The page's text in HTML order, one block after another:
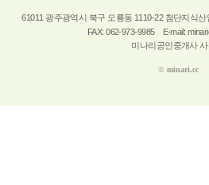
61011 광주광역시 북구 오룡동 1110-22 첨단지식산
FAX: 062-973-9985
E-mail:
미나리공인중개사
© minari.cc